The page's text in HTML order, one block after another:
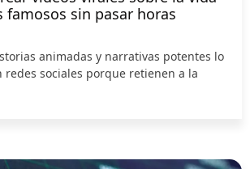
famosos sin pasar horas
animadas y narrativas potentes lo
redes sociales porque retienen a la